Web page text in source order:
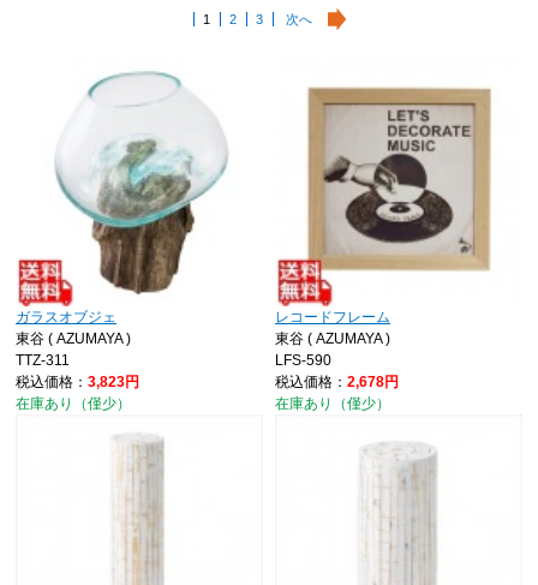
1 2 3 次へ
ガラスオブジェ
東谷 ( AZUMAYA )
TTZ-311
税込価格： 3,823円
在庫あり（僅少）
レコードフレーム
東谷 ( AZUMAYA )
LFS-590
税込価格： 2,678円
在庫あり（僅少）